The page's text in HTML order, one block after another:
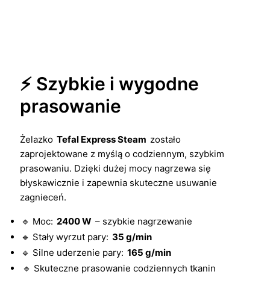
⚡ Szybkie i wygodne
prasowanie
Żelazko Tefal Express Steam zostało
zaprojektowane z myślą o codziennym, szybkim
prasowaniu. Dzięki dużej mocy nagrzewa się
błyskawicznie i zapewnia skuteczne usuwanie
zagnieceń.
🔹 Moc: 2400 W – szybkie nagrzewanie
🔹 Stały wyrzut pary: 35 g/min
🔹 Silne uderzenie pary: 165 g/min
🔹 Skuteczne prasowanie codziennych tkanin